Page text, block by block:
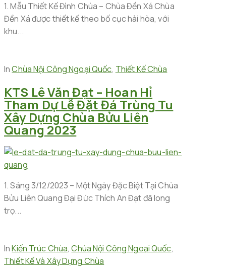
1. Mẫu Thiết Kế Đình Chùa – Chùa Đền Xá Chùa
Đền Xá được thiết kế theo bố cục hài hòa, với
khu...
In Chùa Nội Công Ngoại Quốc, Thiết Kế Chùa
KTS Lê Văn Đạt – Hoan Hỉ
Tham Dự Lễ Đặt Đá Trùng Tu
Xây Dựng Chùa Bửu Liên
Quang 2023
1. Sáng 3/12/2023 – Một Ngày Đặc Biệt Tại Chùa
Bửu Liên Quang Đại Đức Thích An Đạt đã long
trọ...
In Kiến Trúc Chùa,Chùa Nội Công Ngoại Quốc,
Thiết Kế Và Xây Dựng Chùa